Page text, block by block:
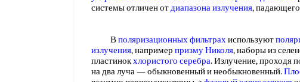
системы отличен отдиапазона излучения,
Вполяризационных фильтрахиспользуют
излучения, например призму Николя, наборы из
пластинокхлористого серебра. Излучение, проходя
на два луча — обыкновенный и необыкновенный.